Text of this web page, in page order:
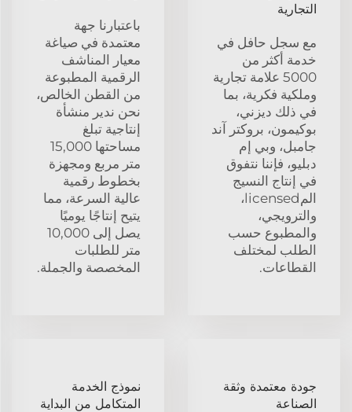
التجارية
مع سجل حافل في
خدمة أكثر من
5000 علامة تجارية
وملكية فكرية، بما
في ذلك ديزني،
بوكيمون، بروكتر آند
جامبل، وبي إم
دبليو، فإننا نتفوق
في إنتاج النسيج
المlicensed،
والترويجي،
والمطبوع حسب
الطلب لمختلف
القطاعات.
باعتبارنا جهة
معتمدة في صياغة
معيار المناشف
الرقمية المطبوعة
من القطن الخالص،
نحن ندير منشأة
إنتاجية تبلغ
مساحتها 15,000
متر مربع ومجهزة
بخطوط رقمية
عالية السرعة، مما
يتيح إنتاجًا يوميًا
يصل إلى 10,000
متر للطلبات
المخصصة والجملة.
جودة معتمدة وثقة
الصناعة
نموذج الخدمة
المتكامل من البداية